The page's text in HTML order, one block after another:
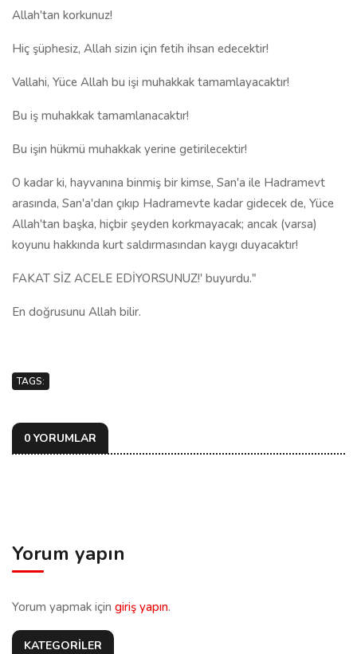
Allah'tan korkunuz!
Hiç şüphesiz, Allah sizin için fetih ihsan edecektir!
Vallahi, Yüce Allah bu işi muhakkak tamamlayacaktır!
Bu iş muhakkak tamamlanacaktır!
Bu işin hükmü muhakkak yerine getirilecektir!
O kadar ki, hayvanına binmiş bir kimse, San'a ile Hadramevt
arasında, San'a'dan çıkıp Hadramevte kadar gidecek de, Yüce
Allah'tan başka, hiçbir şeyden korkmayacak; ancak (varsa)
koyunu hakkında kurt saldırmasından kaygı duyacaktır!
FAKAT SİZ ACELE EDİYORSUNUZ!' buyurdu."
En doğrusunu Allah bilir.
TAGS:
0 YORUMLAR
Yorum yapın
Yorum yapmak için giriş yapın.
KATEGORİLER